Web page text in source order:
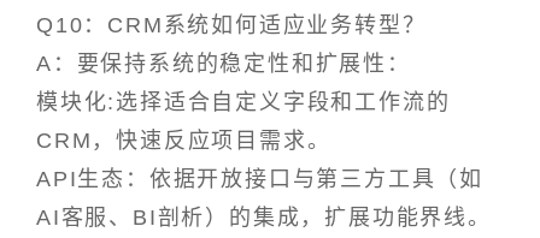
Q10：CRM系统如何适应业务转型？
A：要保持系统的稳定性和扩展性：
模块化:选择适合自定义字段和工作流的
CRM，快速反应项目需求。
API生态：依据开放接口与第三方工具（如
AI客服、BI剖析）的集成，扩展功能界线。